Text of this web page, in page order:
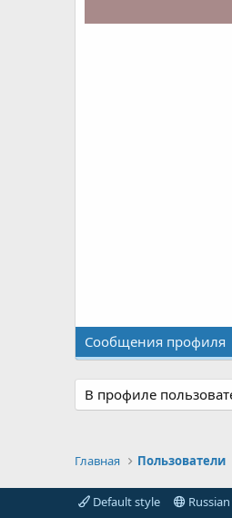
Сообщения профиля
В профиле
Главная Пользователи
Default style